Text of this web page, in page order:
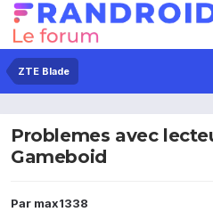
ZTE Blade
Problemes avec
Gameboid
Par max1338